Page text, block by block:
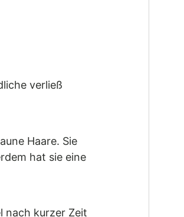
verließ
Haare. Sie
hat sie eine
nach kurzer Zeit